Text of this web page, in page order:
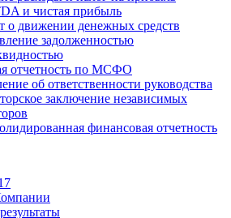
и чистая прибыль
о движении денежных средств
задолженностью
отчетность по МСФО
об ответственности руководства
заключение независимых
финансовая отчетность